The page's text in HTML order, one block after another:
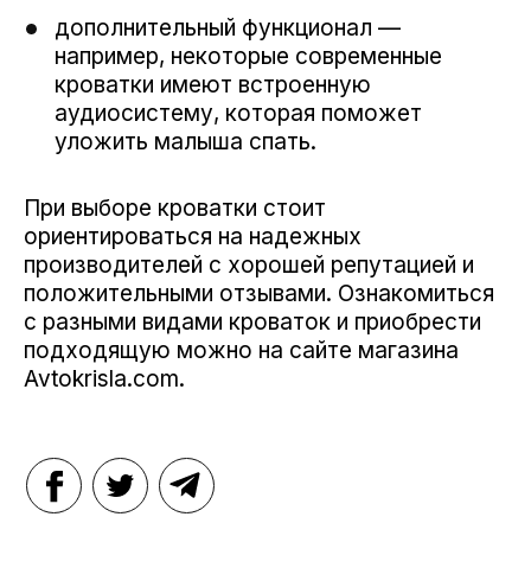
дополнительный функционал —
например, некоторые современные
кроватки имеют встроенную
аудиосистему, которая поможет
уложить малыша спать.
При выборе кроватки стоит
ориентироваться на надежных
производителей с хорошей репутацией и
положительными отзывами. Ознакомиться
с разными видами кроваток и приобрести
подходящую можно на сайте магазина
Avtokrisla.com.